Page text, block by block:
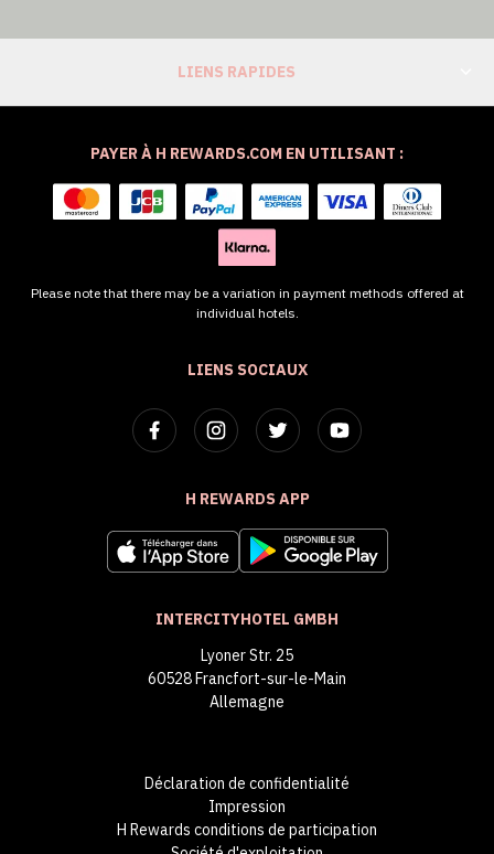
LIENS RAPIDES
LIENS SOCIAUX
H REWARDS APP
INTERCITYHOTEL GMBH
Lyoner Str. 25
60528 Francfort-sur-le-Main
Allemagne
PAYER À H REWARDS.COM EN UTILISANT :
Please note that there may be a variation in payment methods offered at
individual hotels.
Déclaration de confidentialité
Impression
H Rewards conditions de participation